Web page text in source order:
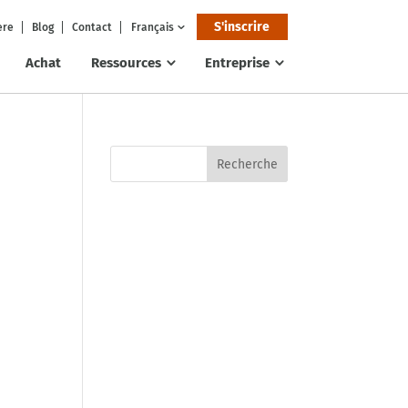
Blog Contact Français S'inscrire
Achat Ressources Entreprise